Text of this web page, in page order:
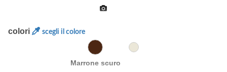
colori scegli il colore
Marrone scuro